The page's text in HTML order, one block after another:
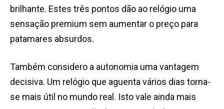
brilhante. Estes três pontos dão ao relógio uma
sensação premium sem aumentar o preço para
patamares absurdos.
Também considero a autonomia uma vantagem
decisiva. Um relógio que aguenta vários dias torna-
se mais útil no mundo real. Isto vale ainda mais